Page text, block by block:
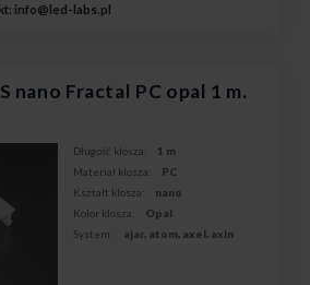
info@led-labs.pl
nano Fractal PC opal 1 m.
Długość klosza:
1 m
Materiał klosza:
PC
Kształt klosza:
nano
Kolor klosza:
Opal
System:
ajar, atom, axel, axin